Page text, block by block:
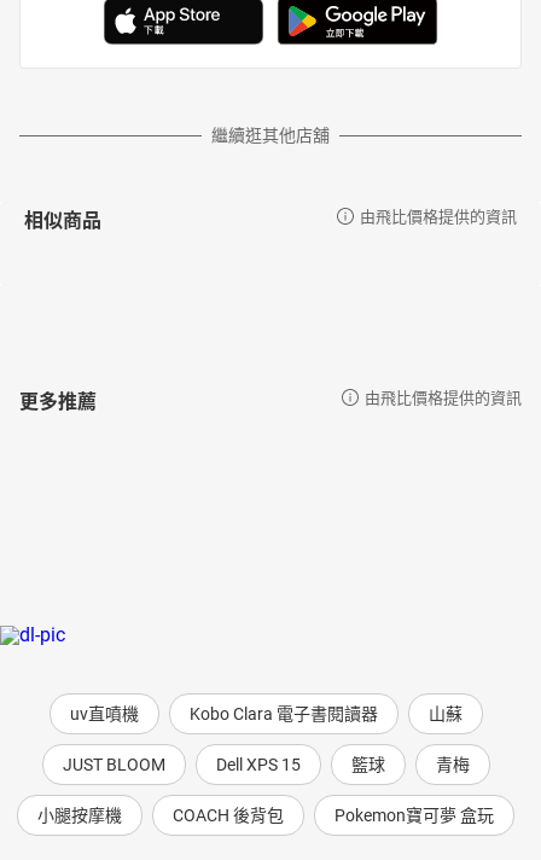
繼續逛其他店舖
相似商品 由飛比價格提供的資訊
更多推薦 由飛比價格提供的資訊
uv直噴機 Kobo Clara 電子書閱讀器 山蘇
JUST BLOOM Dell XPS 15 籃球 青梅
小腿按摩機 COACH 後背包 Pokemon寶可夢 盒玩